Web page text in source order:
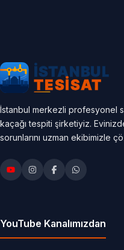
İstanbul merkezli profesyonel
kaçağı tespiti şirketiyiz.
sorunlarını uzman ekibimizle
YouTube Kanalımızdan